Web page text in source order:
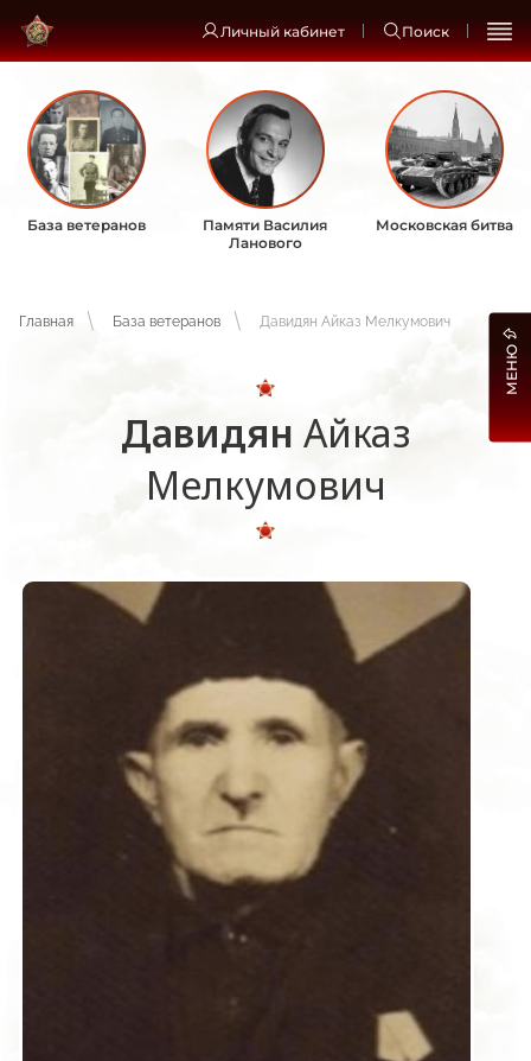
Личный кабинет Поиск
База ветеранов
Памяти Василия
Ланового
Московская битва
Главная База ветеранов Давидян Айказ Мелкумович
Давидян Айказ
Мелкумович
МЕНЮ